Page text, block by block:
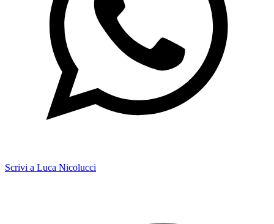
Scrivi a Luca Nicolucci